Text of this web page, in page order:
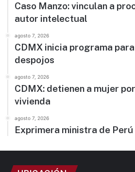
Caso Manzo: vinculan a
autor intelectual
agosto 7, 2026
CDMX inicia programa
despojos
agosto 7, 2026
CDMX: detienen a mujer
vivienda
agosto 7, 2026
Exprimera ministra de